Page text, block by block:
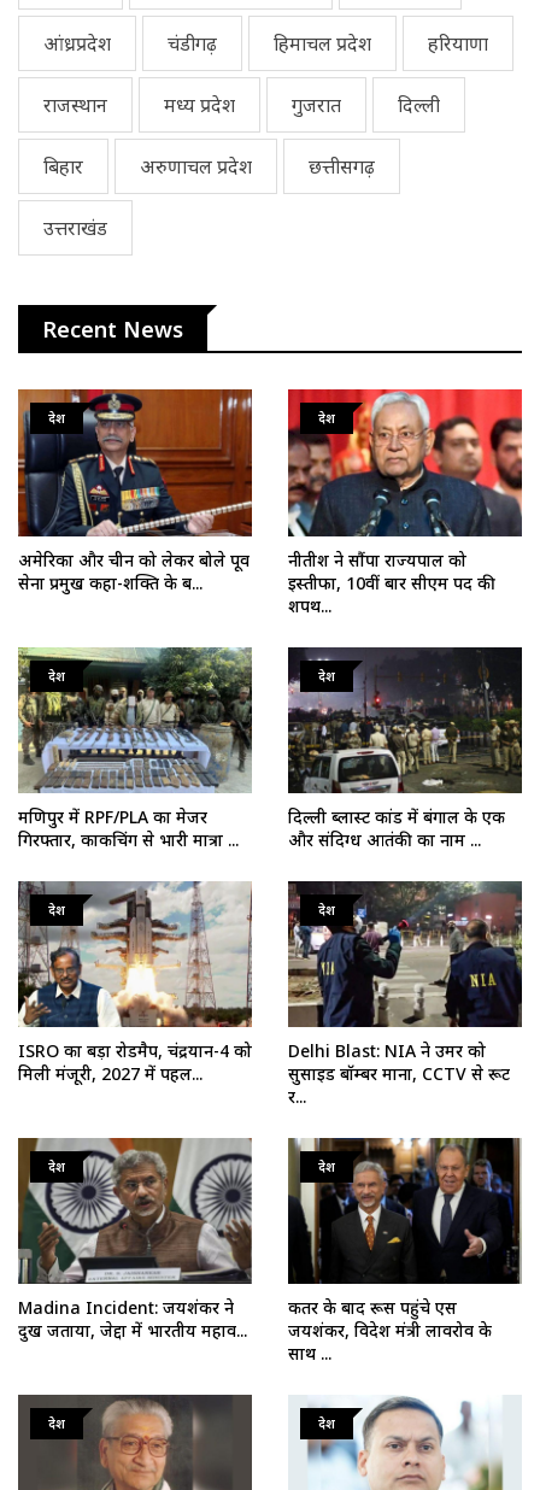
आंध्रप्रदेश चंडीगढ़ हिमाचल प्रदेश हरियाणा
राजस्थान मध्य प्रदेश गुजरात दिल्ली
बिहार अरुणाचल प्रदेश छत्तीसगढ़
उत्तराखंड
Recent News
देश
अमेरिका और चीन को लेकर बोले पूर्व
सेना प्रमुख कहा-शक्ति के ब...
देश
नीतीश ने सौंपा राज्यपाल को
इस्तीफा, 10वीं बार सीएम पद की
शपथ...
देश
मणिपुर में RPF/PLA का मेजर
गिरफ्तार, काकचिंग से भारी मात्रा ...
देश
दिल्ली ब्लास्ट कांड में बंगाल के एक
और संदिग्ध आतंकी का नाम ...
देश
ISRO का बड़ा रोडमैप, चंद्रयान-4 को
मिली मंजूरी, 2027 में पहल...
देश
Delhi Blast: NIA ने उमर को
सुसाइड बॉम्बर माना, CCTV से रूट
र...
देश
Madina Incident: जयशंकर ने
दुख जताया, जेद्दा में भारतीय महाव...
देश
कतर के बाद रूस पहुंचे एस
जयशंकर, विदेश मंत्री लावरोव के
साथ ...
देश देश